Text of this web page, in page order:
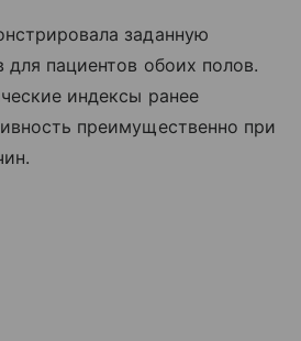
заданную
для пациентов обоих полов.
индексы ранее
преимущественно при